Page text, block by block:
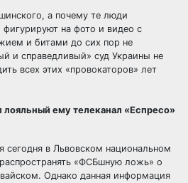
а почему те люди
на фото и видео с
и битами до сих пор не
и справедливый» суд Украины не
всех этих «провокаторов» лет
ему телеканал «Еспресо»
сегодня в Львовском национальном
«ФСБшную ложь» о
Однако данная информация